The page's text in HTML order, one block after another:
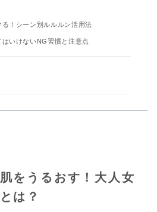
！シーン別ルルルン活用法
いけないNG習慣と注意点
をうるおす！大人女
は？